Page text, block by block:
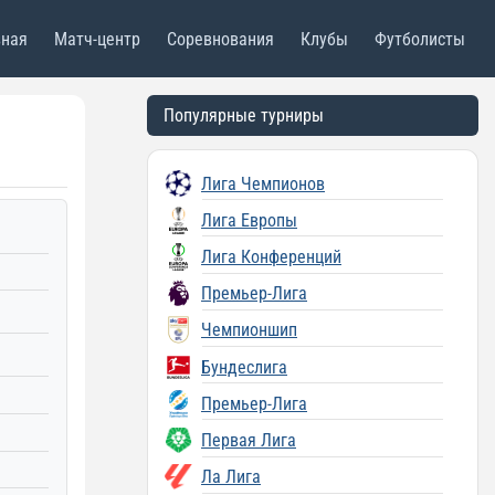
Матч-центр Соревнования Клубы Футболисты
Популярные турниры
Лига Чемпионов
Лига Европы
Лига Конференций
Премьер-Лига
Чемпионшип
Бундеслига
Премьер-Лига
Первая Лига
Ла Лига